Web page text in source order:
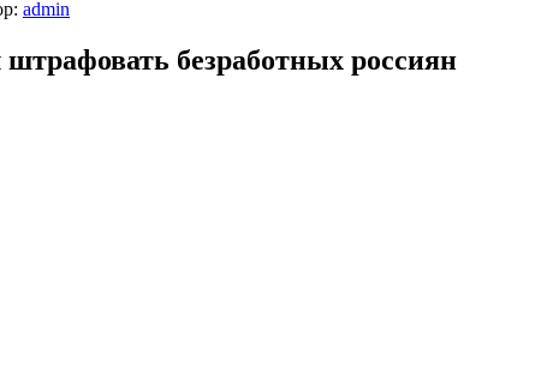
admin
безработных россиян